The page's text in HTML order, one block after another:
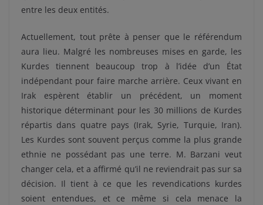
entre les deux entités.
Actuellement, tout prête à penser que le référendum
aura lieu. Malgré les nombreuses mises en garde, les
Kurdes tiennent beaucoup trop à l’idée d’un État
indépendant pour faire marche arrière. Ceux vivant en
Irak espèrent établir un précédent, un moment
historique déterminant pour les 30 millions de Kurdes
répartis dans quatre pays (Irak, Syrie, Turquie, Iran).
Les Kurdes sont souvent perçus comme la plus grande
ethnie ne possédant pas une terre. M. Barzani veut
changer cela, et a affirmé qu’il ne reviendrait pas sur sa
décision. Il tient à ce que les revendications kurdes
soient entendues, et ce même si cela menace la